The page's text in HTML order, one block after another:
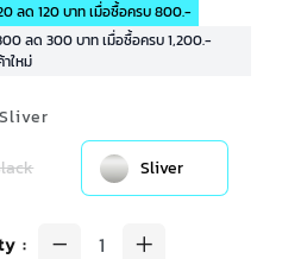
ลด 120 บาท เมื่อซื้อครบ 800.-
ลด 300 บาท เมื่อซื้อครบ 1,200.-
ใหม่
Sliver
: